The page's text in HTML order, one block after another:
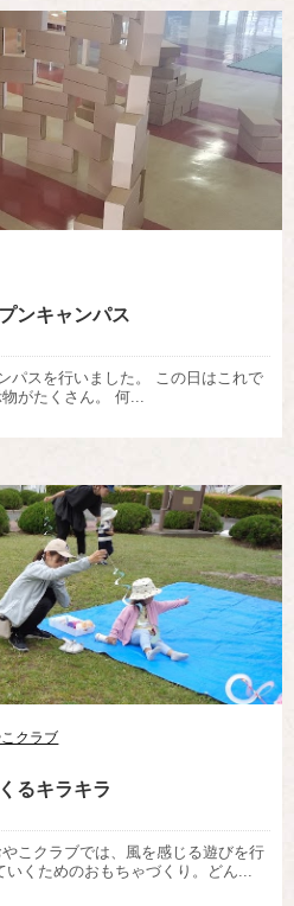
ンキャンパス
パスを行いました。 この日はこれで
がたくさん。 何...
クラブ
るキラキラ
こクラブでは、風を感じる遊びを行
くためのおもちゃづくり。どん...